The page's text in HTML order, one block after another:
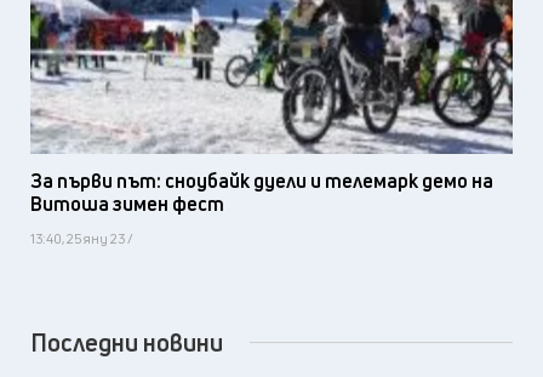
За първи път: сноубайк дуели и телемарк демо на
Витоша зимен фест
13:40, 25 яну 23 /
Последни новини